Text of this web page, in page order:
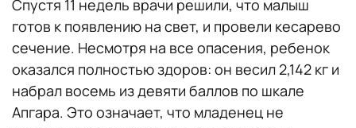
Спустя 11 недель врачи решили, что малыш
готов к появлению на свет, и провели кесарево
сечение. Несмотря на все опасения, ребенок
оказался полностью здоров: он весил 2,142 кг и
набрал восемь из девяти баллов по шкале
Апгара. Это означает, что младенец не